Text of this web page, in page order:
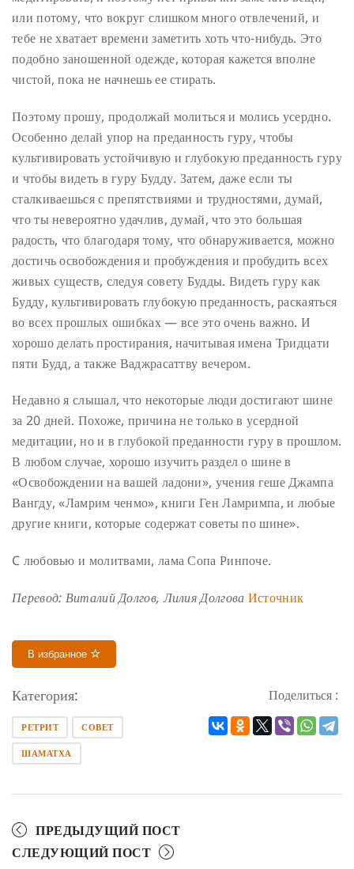
или потому, что вокруг слишком много отвлечений, и
тебе не хватает времени заметить хоть что-нибудь. Это
подобно заношенной одежде, которая кажется вполне
чистой, пока не начнешь ее стирать.
Поэтому прошу, продолжай молиться и молись усердно.
Особенно делай упор на преданность гуру, чтобы
культивировать устойчивую и глубокую преданность гуру
и чтобы видеть в гуру Будду. Затем, даже если ты
сталкиваешься с препятствиями и трудностями, думай,
что ты невероятно удачлив, думай, что это большая
радость, что благодаря тому, что обнаруживается, можно
достичь освобождения и пробуждения и пробудить всех
живых существ, следуя совету Будды. Видеть гуру как
Будду, культивировать глубокую преданность, раскаяться
во всех прошлых ошибках — все это очень важно. И
хорошо делать простирания, начитывая имена Тридцати
пяти Будд, а также Ваджрасаттву вечером.
Недавно я слышал, что некоторые люди достигают шине
за 20 дней. Похоже, причина не только в усердной
медитации, но и в глубокой преданности гуру в прошлом.
В любом случае, хорошо изучить раздел о шине в
«Освобождении на вашей ладони», учения геше Джампа
Вангду, «Ламрим ченмо», книги Ген Ламримпа, и любые
другие книги, которые содержат советы по шине».
C любовью и молитвами, лама Сопа Ринпоче.
Перевод: Виталий Долгов, Лилия Долгова Источник
В избранное
Категория:
РЕТРИТ СОВЕТ
ШАМАТХА
Поделиться :
ПРЕДЫДУЩИЙ ПОСТ
СЛЕДУЮЩИЙ ПОСТ